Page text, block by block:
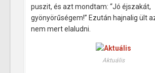
puszit, és azt mondtam: “Jó éjszakát,
gyönyörűségem!” Ezután hajnalig ült
nem mert elaludni.
Aktuális